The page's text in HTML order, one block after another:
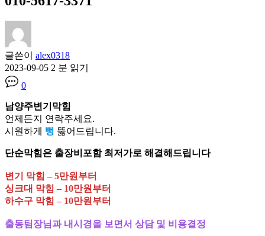
글쓴이 alex0318
2023-09-05 2 분 읽기
0
남양주변기막힘
언제든지 연락주세요.
시원하게 뻥 뚫어드립니다.
단순막힘은 출장비포함 최저가로 해결해드립니다
변기 막힘 – 5만원부터
싱크대 막힘 – 10만원부터
하수구 막힘 – 10만원부터
출동팀장님과 내시경을 보면서 상담 및 비용결정